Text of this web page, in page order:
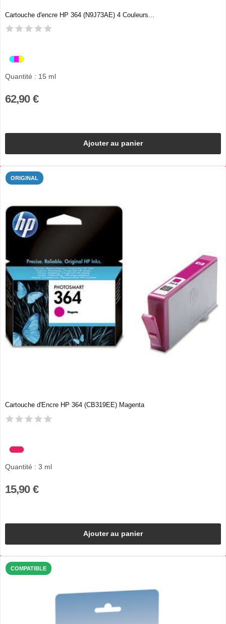
Cartouche d'encre HP 364 (N9J73AE) 4 Couleurs...
Quantité : 15 ml
62,90 €
Ajouter au panier
ORIGINAL
Cartouche d'Encre HP 364 (CB319EE) Magenta
Quantité : 3 ml
15,90 €
Ajouter au panier
COMPATIBLE